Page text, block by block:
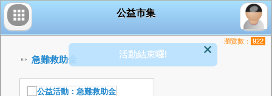
公益市集
活動結束囉!
急難救助金
瀏覽數： 922